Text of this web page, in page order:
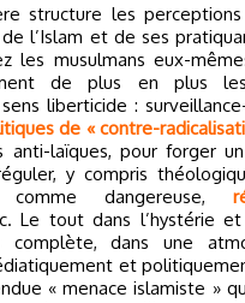
structure les
l’Islam et de ses
les musulmans eux-
de plus en plus
liberticide :
de « contre-
anti-laïques, pour forger
y compris
dangereuse,
Le tout dans l’hystérie et
dans une
et
« menace islamiste »